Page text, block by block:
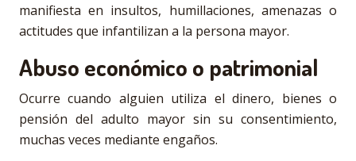
manifiesta en insultos, humillaciones, amenazas o
actitudes que infantilizan a la persona mayor.
Abuso económico o patrimonial
Ocurre cuando alguien utiliza el dinero, bienes o
pensión del adulto mayor sin su consentimiento,
muchas veces mediante engaños.